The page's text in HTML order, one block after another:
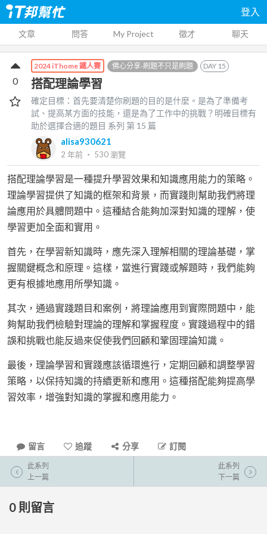
登入
文章 問答 My Project 徵才 聊天
2024 iThome 鐵人賽 佛心分享-刷題不只是刷題 DAY 15
搭配理論學習
確定目標：首先要清楚你刷題的目的是什麼。是為了準備考
試、提高某方面的技能，還是為了工作中的挑戰？明確目標有
助於選擇合適的題目 系列 第 15 篇
alisa930621
2 年前 ‧ 530瀏覽
0
搭配理論學習是一種提升學習效果和知識應用能力的策略。
理論學習提供了知識的框架和背景，而實踐則幫助我們將理
論應用於具體問題中。這種結合能夠加深對知識的理解，使
學習更加全面和實用。
首先，在學習新知識時，應先深入理解相關的理論基礎，掌
握關鍵概念和原理。這樣，當進行實踐或解題時，我們能夠
更有根據地應用所學知識。
其次，通過實踐題目和案例，將理論應用到實際問題中，能
夠幫助我們檢驗對理論的理解和掌握程度。實踐過程中的錯
誤和挑戰也能反過來促使我們回顧和鞏固理論知識。
最後，理論學習和實踐應該循環進行，定期回顧和調整學習
策略，以保持知識的持續更新和應用。這種搭配能夠提高學
習效率，增強對知識的掌握和應用能力。
留言 追蹤 分享 訂閱
此系列
上一篇
此系列
下一篇
0 則留言